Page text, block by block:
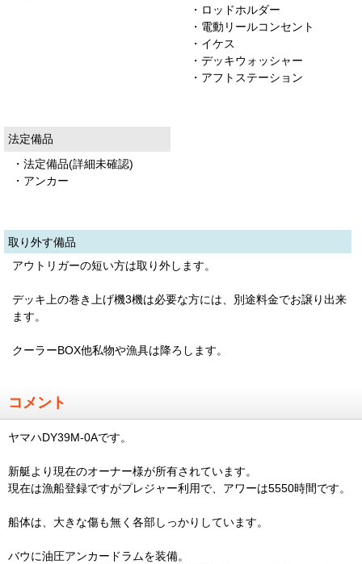
・ロッドホルダー
・電動リールコンセント
・イケス
・デッキウォッシャー
・アフトステーション
法定備品
・法定備品(詳細未確認)
・アンカー
取り外す備品
アウトリガーの短い方は取り外します。
デッキ上の巻き上げ機3機は必要な方には、別途料金でお譲り出来
ます。
クーラーBOX他私物や漁具は降ろします。
コメント
ヤマハDY39M-0Aです。
新艇より現在のオーナー様が所有されています。
現在は漁船登録ですがプレジャー利用で、アワーは5550時間です。
船体は、大きな傷も無く各部しっかりしています。
バウに油圧アンカードラムを装備。